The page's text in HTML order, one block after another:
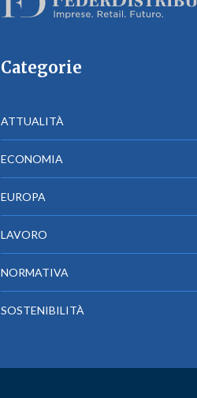
Categorie
ATTUALITÀ
ECONOMIA
EUROPA
LAVORO
NORMATIVA
SOSTENIBILITÀ